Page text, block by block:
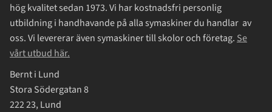
hög kvalitet sedan 1973. Vi har kostnadsfri personlig
utbildning i handhavande på alla symaskiner du handlar av
oss. Vi levererar även symaskiner till skolor och företag. Se
vårt utbud här.
Bernt i Lund
Stora Södergatan 8
222 23, Lund